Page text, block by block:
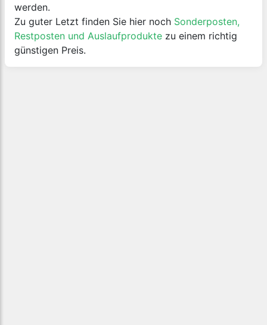
werden.
Zu guter Letzt finden Sie hier noch Sonderposten,
Restposten und Auslaufprodukte zu einem richtig
günstigen Preis.